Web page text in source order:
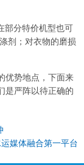
分特价机型也可
剂；对衣物的磨损
势地点，下面来
是严阵以待正确的
媒体融合第一平台